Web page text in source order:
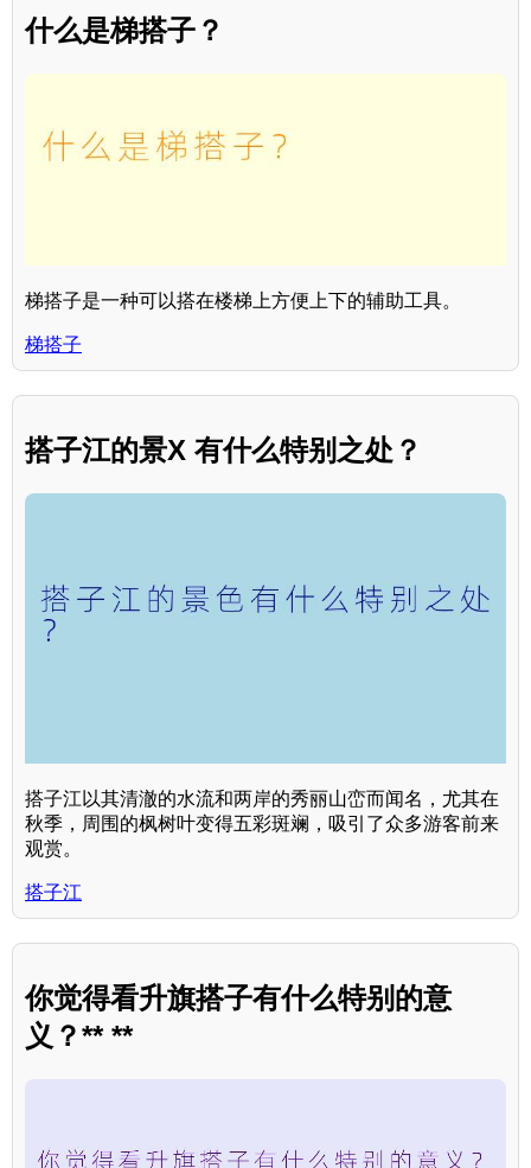
什么是梯搭子？
梯搭子是一种可以搭在楼梯上方便上下的辅助工具。
梯搭子
搭子江的景X 有什么特别之处？
搭子江以其清澈的水流和两岸的秀丽山峦而闻名，尤其在
秋季，周围的枫树叶变得五彩斑斓，吸引了众多游客前来
观赏。
搭子江
你觉得看升旗搭子有什么特别的意
义？** **